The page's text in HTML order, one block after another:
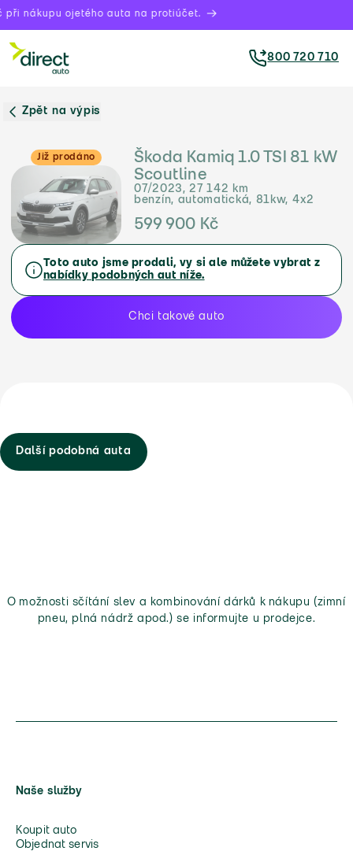
nákupu ojetého auta na protiúčet.
800 720 710
Zpět na výpis
Již prodáno
Škoda Kamiq 1.0 TSI 81 kW
Scoutline
07/2023, 27 142 km
benzín, automatická, 81kw, 4x2
599 900 Kč
Toto auto jsme prodali, vy si ale můžete vybrat z
nabídky podobných aut níže.
Chci takové auto
Další podobná auta
O možnosti sčítání slev a kombinování dárků k nákupu (zimní
pneu, plná nádrž apod.) se informujte u prodejce.
Naše služby
Koupit auto
Objednat servis